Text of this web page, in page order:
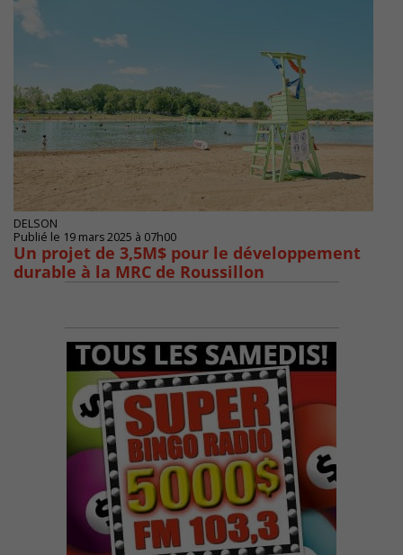
DELSON
Publié le 19 mars 2025 à 07h00
Un projet de 3,5M$ pour le développement
durable à la MRC de Roussillon